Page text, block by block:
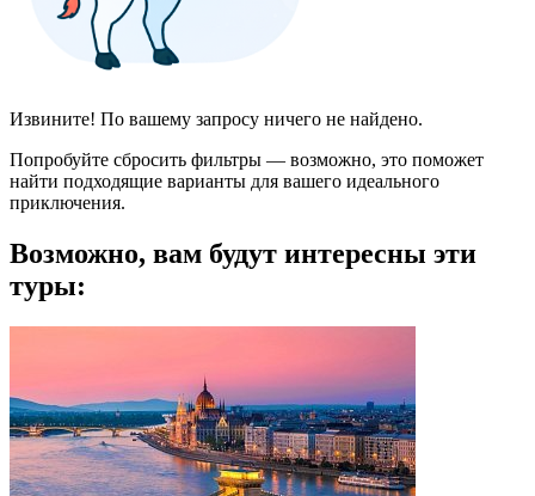
Извините! По вашему запросу ничего не найдено.
Попробуйте сбросить фильтры — возможно, это поможет
найти подходящие варианты для вашего идеального
приключения.
Возможно, вам будут интересны эти
туры: